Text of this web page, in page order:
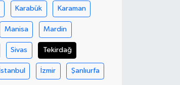
Karabük Karaman
Manisa Mardin
Sivas Tekirdağ
İstanbul İzmir Şanlıurfa